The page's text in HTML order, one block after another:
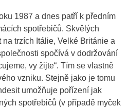
1987 a dnes patří k předním
spotřebičů. Skvělých
trzích Itálie, Velké Británie a
spočívá v dodržování
vy žijte“. Tím se vlastně
vzniku. Stejně jako je tomu
umožňuje pořízení jak
spotřebičů (v případě myček